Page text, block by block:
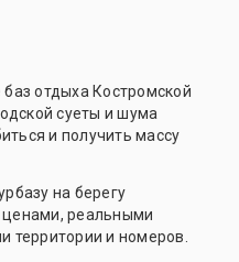
отдыха Костромской
суеты и шума
и получить массу
на берегу
реальными
территории и номеров.